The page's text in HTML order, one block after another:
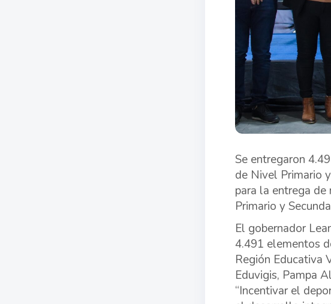
Se entregaron
de Nivel Primario
para la entrega
Primario y
El gobernador
4.491 elementos
Región Educativa
Eduvigis, Pampa
“Incentivar el